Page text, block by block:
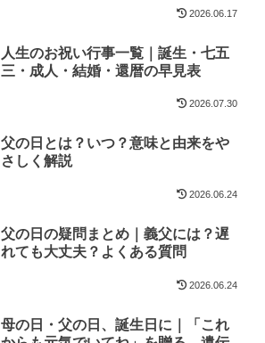
2026.06.17
人生のお祝い行事一覧｜誕生・七五
三・成人・結婚・還暦の早見表
2026.07.30
父の日とは？いつ？意味と由来をや
さしく解説
2026.06.24
父の日の疑問まとめ｜義父には？遅
れても大丈夫？よくある質問
2026.06.24
母の日・父の日、誕生日に｜「これ